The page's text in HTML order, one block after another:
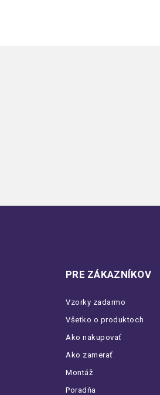
PRE ZÁKAZNÍKOV
Vzorky zadarmo
Všetko o produktoch
Ako nakupovať
Ako zamerať
Montáž
Poradňa